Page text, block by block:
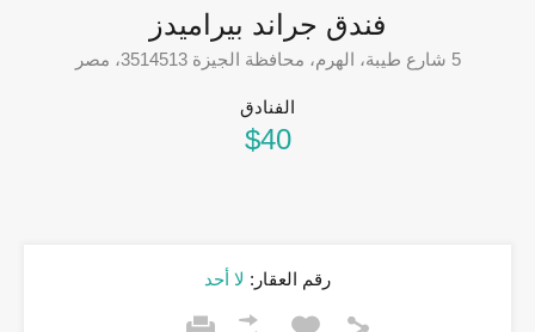
فندق جراند بيراميدز
5 شارع طيبة، الهرم، محافظة الجيزة 3514513، مصر
الفنادق
$40
رقم العقار: لا أحد